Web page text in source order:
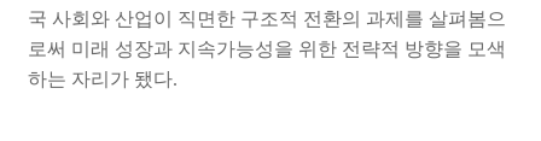
국 사회와 산업이 직면한 구조적 전환의 과제를 살펴봄으
로써 미래 성장과 지속가능성을 위한 전략적 방향을 모색
하는 자리가 됐다.